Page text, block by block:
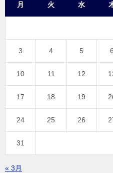
月 火 水
3 4 5 6
10 11 12
17 18 19
24 25 26
31
« 3月